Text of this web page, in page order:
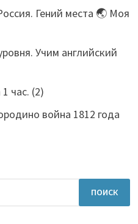
Гений места 🌏 Моя
Учим английский
час. (2)
война 1812 года